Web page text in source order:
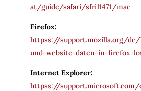
at/guide/safari/sfri11471/mac
Firefox:
httpss://support.mozilla.org/
und-website-daten-in-firefox-
Internet Explorer:
httpss://support.microsoft.com/